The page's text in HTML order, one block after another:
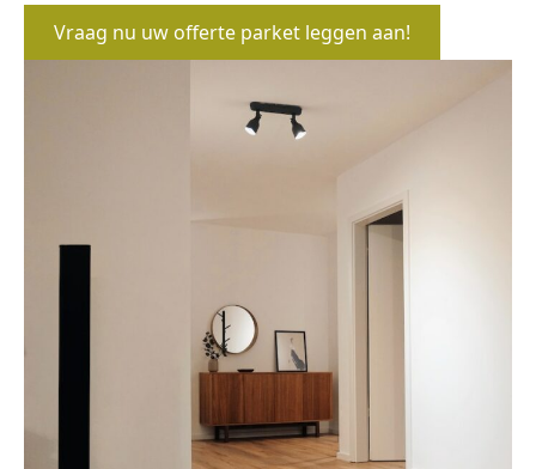
Vraag nu uw offerte parket leggen aan!